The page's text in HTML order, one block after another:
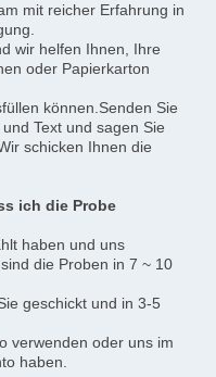
mit reicher Erfahrung in
wir helfen Ihnen, Ihre
oder Papierkarton
können.Senden Sie
Text und sagen Sie
schicken Ihnen die
ich die Probe
haben und uns
die Proben in 7 ~ 10
geschickt und in 3-5
verwenden oder uns im
haben.